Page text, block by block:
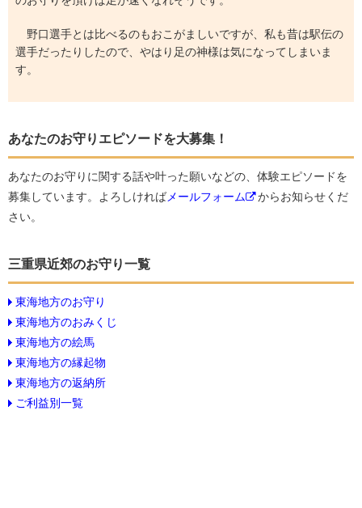
野口選手とは比べるのもおこがましいですが、私も昔は駅伝の
選手だったりしたので、やはり足の神様は気になってしまいま
す。
あなたのお守りエピソードを大募集！
あなたのお守りに関する話や叶った願いなどの、体験エピソードを
募集しています。よろしければ メールフォーム
からお知らせくだ
さい。
三重県近郊のお守り一覧
東海地方のお守り
東海地方のおみくじ
東海地方の絵馬
東海地方の縁起物
東海地方の返納所
ご利益別一覧